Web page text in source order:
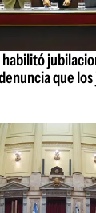
habilitó
que